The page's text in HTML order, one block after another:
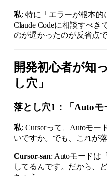
私: 特に「エラーが根本的
Claude Codeに相談すべき
のが遅かったのが反省点で
開発初心者が知
し穴」
落とし穴1：「Autoモ
私: Cursorって、Autoモー
いですか。でも、これが
Cursor-san: Autoモードは
してるんです。だから、